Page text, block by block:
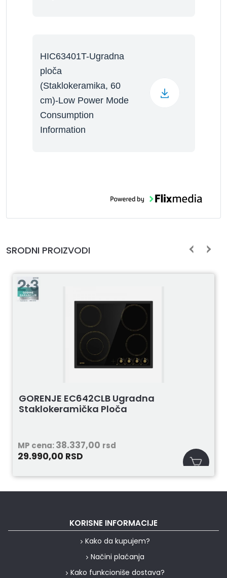
HIC63401T-Ugradna
ploča
(Staklokeramika, 60
cm)-Low Power Mode
Consumption
Information
SRODNI PROIZVODI
ELECTROLUX EGE6172NOK Ugradna Ploča
MP cena:46.990,00rsd
34.490,00RSD
KORISNE INFORMACIJE
Kako da kupujem?
Načini plaćanja
Kako funkcioniše dostava?